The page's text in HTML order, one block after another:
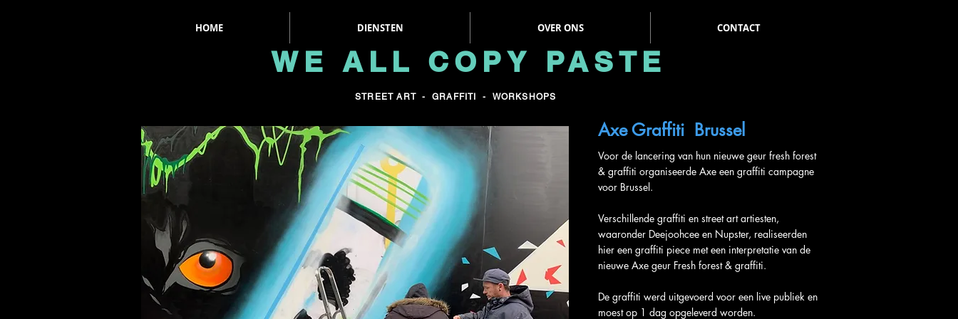
HOME DIENSTEN OVER ONS CONTACT
WE ALL COPY PASTE
STREET ART - GRAFFITI - WORKSHOPS
Axe Graffiti Brussel
Voor de lancering van hun nieuwe geur fresh forest
& graffiti organiseerde Axe een graffiti campagne
voor Brussel.
Verschillende graffiti en street art artiesten,
waaronder Deejoohcee en Nupster, realiseerden
hier een graffiti piece met een interpretatie van de
nieuwe Axe geur Fresh forest & graffiti.
De graffiti werd uitgevoerd voor een live publiek en
moest op 1 dag opgeleverd worden.